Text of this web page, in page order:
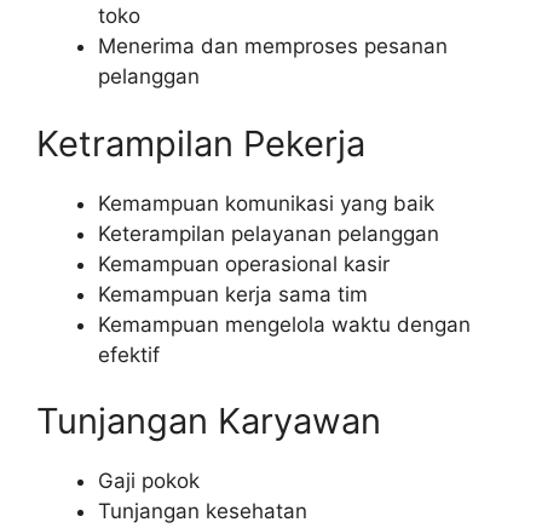
toko
Menerima dan memproses pesanan
pelanggan
Ketrampilan Pekerja
Kemampuan komunikasi yang baik
Keterampilan pelayanan pelanggan
Kemampuan operasional kasir
Kemampuan kerja sama tim
Kemampuan mengelola waktu dengan
efektif
Tunjangan Karyawan
Gaji pokok
Tunjangan kesehatan